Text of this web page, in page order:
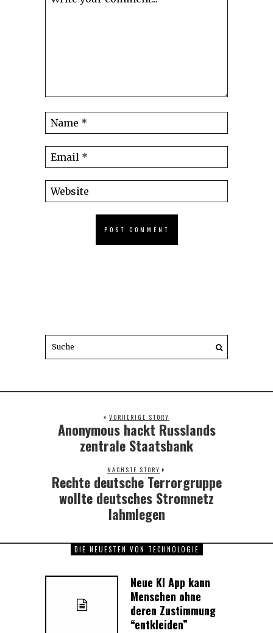
VORHERIGE STORY
Previous
post:
Anonymous hackt Russlands
zentrale Staatsbank
NÄCHSTE STORY
Next
Rechte deutsche Terrorgruppe
wollte deutsches Stromnetz
lahmlegen
DIE NEUESTEN VON TECHNOLOGIE
Neue KI App kann
Menschen ohne
deren Zustimmung
“entkleiden”